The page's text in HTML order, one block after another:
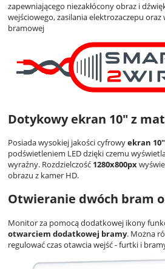
zapewniającego niezakłócony obraz i
wejściowego, zasilania elektrozaczepu
bramowej
Dotykowy ekran 10" z
Posiada wysokiej jakości cyfrowyekran
podświetleniem LED dzięki czemu
wyraźny. Rozdzielczość 1280x800px
obrazu z kamer HD.
Otwieranie dwóch bram
Monitor za pomocą dodatkowej ikony
otwarciem dodatkowej bramy. Można
regulować czas otawcia wejść - furtki i